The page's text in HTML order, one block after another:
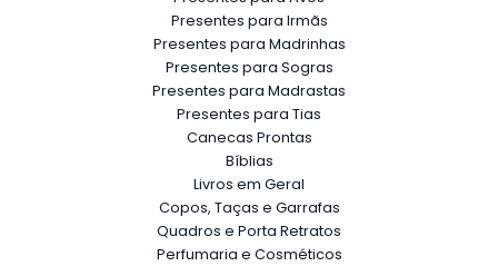
Presentes para Irmãs
Presentes para Madrinhas
Presentes para Sogras
Presentes para Madrastas
Presentes para Tias
Canecas Prontas
Bíblias
Livros em Geral
Copos, Taças e Garrafas
Quadros e Porta Retratos
Perfumaria e Cosméticos